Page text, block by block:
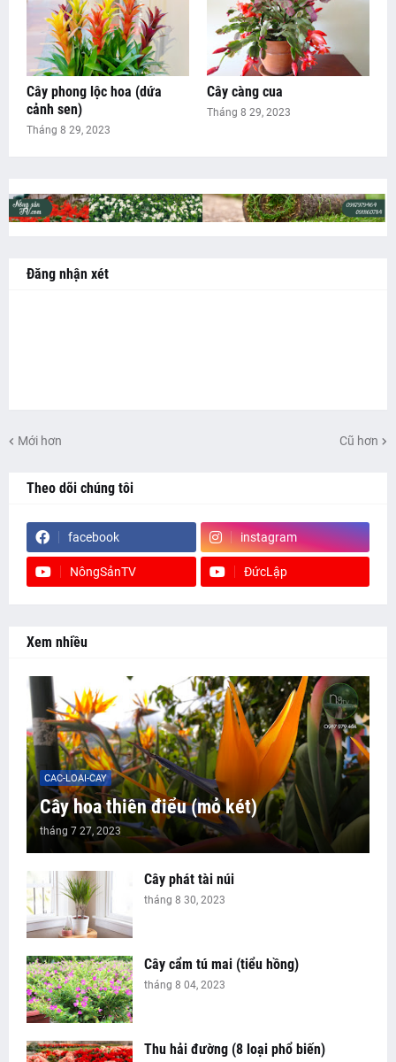
Cây phong lộc hoa (dứa
cảnh sen)
Tháng 8 29, 2023
Cây càng cua
Tháng 8 29, 2023
Đăng nhận xét
Mới hơn Cũ hơn
Theo dõi chúng tôi
facebook instagram
NôngSảnTV ĐứcLập
Xem nhiều
CAC-LOAI-CAY
Cây hoa thiên điểu (mỏ két)
tháng 7 27, 2023
Cây phát tài núi
tháng 8 30, 2023
Cây cẩm tú mai (tiểu hồng)
tháng 8 04, 2023
Thu hải đường (8 loại phổ biến)